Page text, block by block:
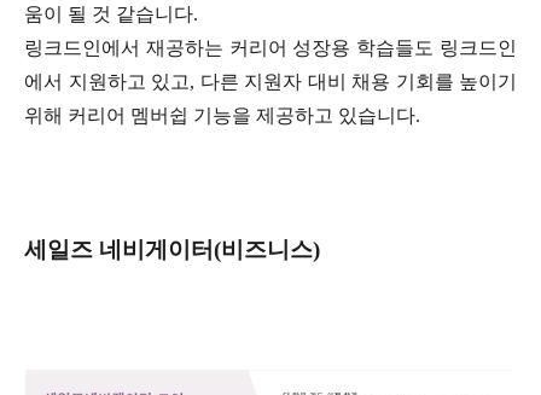
움이 될 것 같습니다.
링크드인에서 재공하는 커리어 성장용 학습들도 링크드인
에서 지원하고 있고, 다른 지원자 대비 채용 기회를 높이기
위해 커리어 멤버쉽 기능을 제공하고 있습니다.
세일즈 네비게이터(비즈니스)